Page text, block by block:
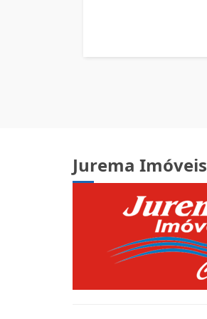
Jurema Imóveis